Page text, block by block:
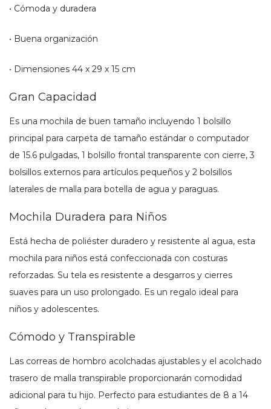
• Cómoda y duradera
• Buena organización
• Dimensiones 44 x 29 x 15 cm
Gran Capacidad
Es una mochila de buen tamaño incluyendo 1 bolsillo
principal para carpeta de tamaño estándar o computador
de 15.6 pulgadas, 1 bolsillo frontal transparente con cierre, 3
bolsillos externos para artículos pequeños y 2 bolsillos
laterales de malla para botella de agua y paraguas.
Mochila Duradera para Niños
Está hecha de poliéster duradero y resistente al agua, esta
mochila para niños está confeccionada con costuras
reforzadas. Su tela es resistente a desgarros y cierres
suaves para un uso prolongado. Es un regalo ideal para
niños y adolescentes.
Cómodo y Transpirable
Las correas de hombro acolchadas ajustables y el acolchado
trasero de malla transpirable proporcionarán comodidad
adicional para tu hijo. Perfecto para estudiantes de 8 a 14